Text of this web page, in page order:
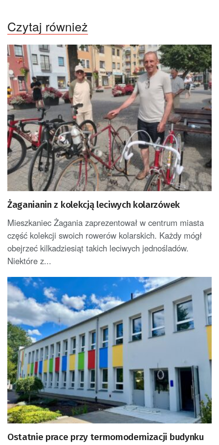
Czytaj również
Żaganianin z kolekcją leciwych kolarzówek
Mieszkaniec Żagania zaprezentował w centrum miasta
część kolekcji swoich rowerów kolarskich. Każdy mógł
obejrzeć kilkadziesiąt takich leciwych jednośladów.
Niektóre z...
Ostatnie prace przy termomodernizacji budynku